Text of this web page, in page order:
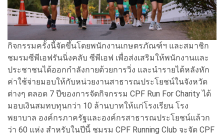
กิจกรรมครั้งนี้จัดขึ้นโดยพนักงานเกษตรภัณฑ์ฯ และสมาชิก
ชมรมซีพีเอฟรันนิ่งคลับ ซีพีเอฟ เพื่อส่งเสริมให้พนักงานและ
ประชาชนได้ออกกำลังกายด้วยการวิ่ง และนำรายได้หลังหัก
ค่าใช้จ่ายมอบให้กับหน่วยงานสาธารณประโยชน์ในจังหวัด
ต่างๆ ตลอด 7 ปีของการจัดกิจกรรม CPF Run For Charity ได้
มอบเงินสมทบทุนกว่า 10 ล้านบาทให้แก่โรงเรียน โรง
พยาบาล องค์กรภาครัฐและองค์กรสาธารณประโยชน์แล้วก
ว่า 60 แห่ง สำหรับในปีนี้ ชมรม CPF Running Club จะจัด CPF